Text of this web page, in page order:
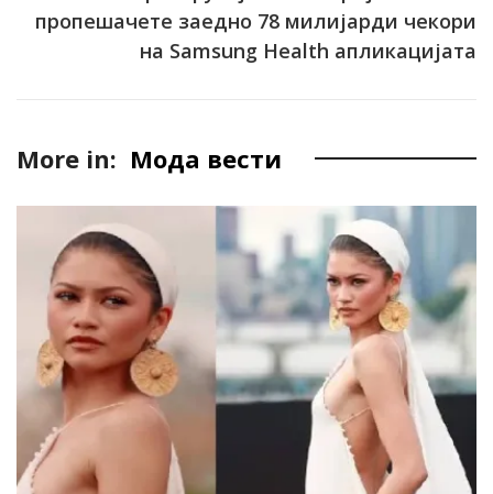
пропешачете заедно 78 милијарди чекори
на Samsung Health апликацијата
More in: Мода вести